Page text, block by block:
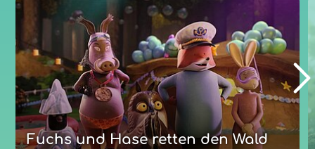
streift er umher und entdeckt die Natur. Ganz allein.
Ob Fritz das merkt?
Unsere Bewertung
Eure Bewertung
Optimal: ab 5 Jahre
Mehr zum Film
Fuchs und Hase retten den Wald